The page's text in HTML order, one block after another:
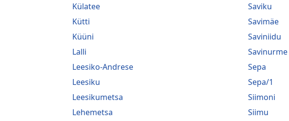
Külatee
Kütti
Küüni
Lalli
Leesiko-Andrese
Leesiku
Leesikumetsa
Lehemetsa
Saviku
Savimäe
Saviniidu
Savinurme
Sepa
Sepa/1
Siimoni
Siimu